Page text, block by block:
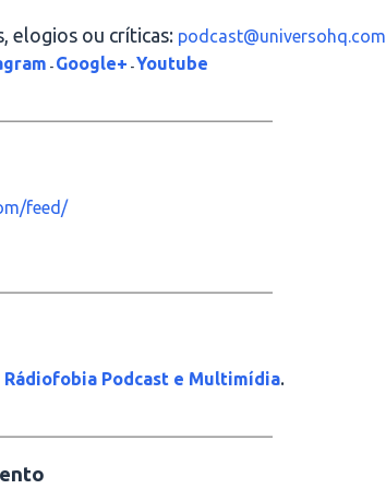
elogios ou críticas: podcast@universohq.com
- Google+ - Youtube
feed/
Rádiofobia Podcast e Multimídia.